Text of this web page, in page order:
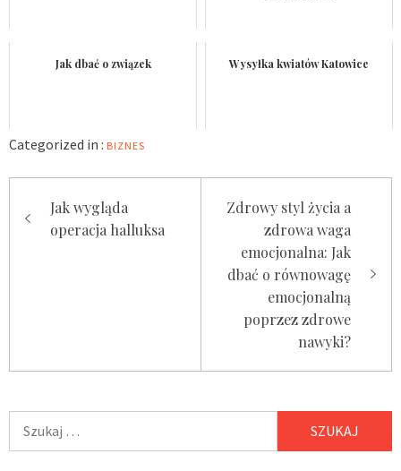
Jak dbać o związek Wysyłka kwiatów Katowice
Categorized in : BIZNES
wpisuJak wygląda
operacja halluksa
Zdrowy styl życia a
zdrowa waga
emocjonalna: Jak
dbać o równowagę
emocjonalną
poprzez zdrowe
nawyki?